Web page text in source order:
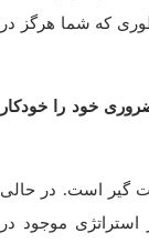
که شما هرگز در
خود را خودکار
گیر است. در حالی
موجود در